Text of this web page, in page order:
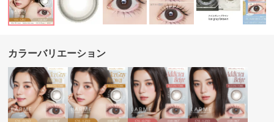
カラーバリエーション